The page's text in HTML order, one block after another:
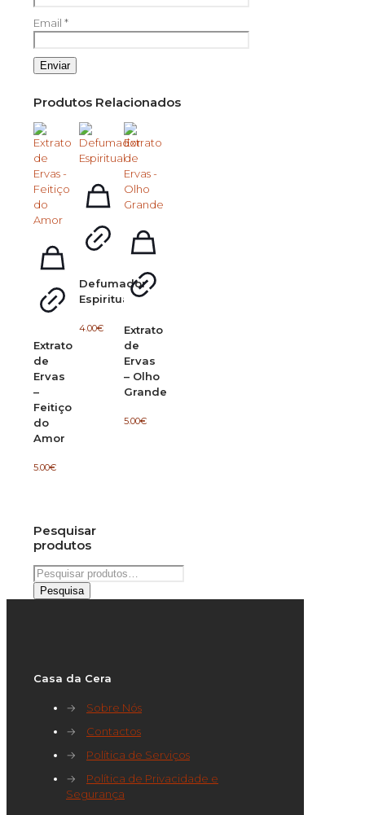
Email *
Produtos Relacionados
Extrato
de
Ervas
–
Feitiço
do
Amor
5.00€
Defumador
Espiritual
4.00€
Extrato
de
Ervas
– Olho
Grande
5.00€
Pesquisar
produtos
Pesquisar
por:
Pesquisa
Casa da Cera
→
Sobre Nós
→
Contactos
→
Política de Serviços
→
Política de Privacidade e
Segurança